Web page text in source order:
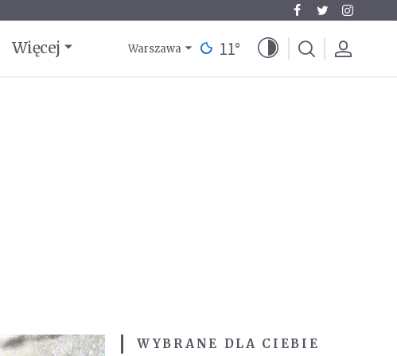
Więcej Warszawa 11°
WYBRANE DLA CIEBIE